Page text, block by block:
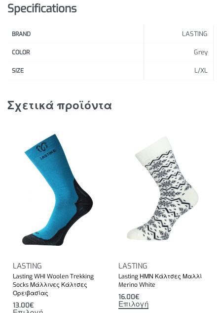
Specifications
BRAND LASTING
COLOR Grey
SIZE L/XL
Σχετικά προϊόντα
LASTING
Lasting WHI Woolen Trekking
Socks Μάλλινες Κάλτσες
Ορειβασίας
13.00€
LASTING
Lasting ΗΜΝ Κάλτσες Μαλλί
Merino White
16.00€
Επιλογή